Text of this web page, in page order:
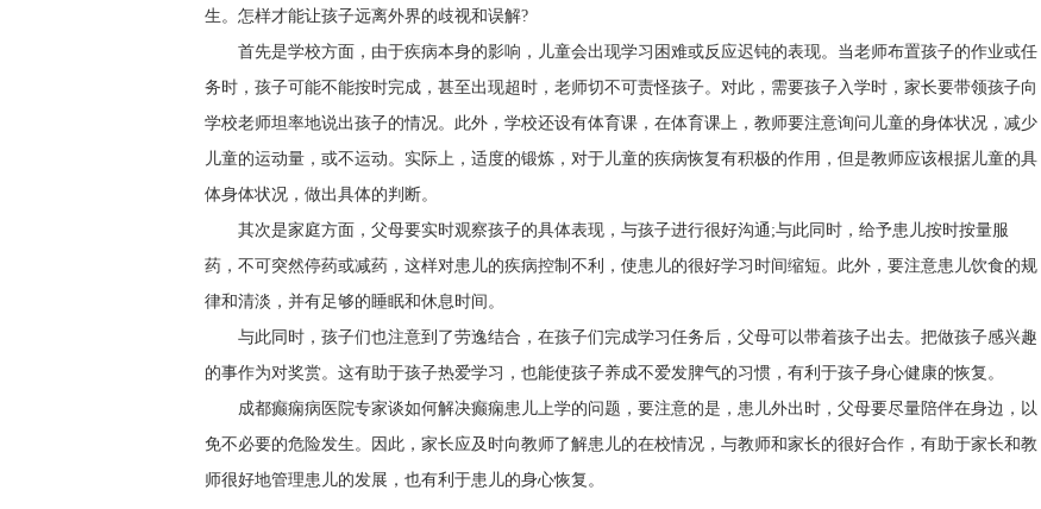
生。怎样才能让孩子远离外界的歧视和误解?
首先是学校方面，由于疾病本身的影响，儿童会出现学习困难或反应迟钝的表现。当老师布置孩子的作业或任
务时，孩子可能不能按时完成，甚至出现超时，老师切不可责怪孩子。对此，需要孩子入学时，家长要带领孩子向
学校老师坦率地说出孩子的情况。此外，学校还设有体育课，在体育课上，教师要注意询问儿童的身体状况，减少
儿童的运动量，或不运动。实际上，适度的锻炼，对于儿童的疾病恢复有积极的作用，但是教师应该根据儿童的具
体身体状况，做出具体的判断。
其次是家庭方面，父母要实时观察孩子的具体表现，与孩子进行很好沟通;与此同时，给予患儿按时按量服
药，不可突然停药或减药，这样对患儿的疾病控制不利，使患儿的很好学习时间缩短。此外，要注意患儿饮食的规
律和清淡，并有足够的睡眠和休息时间。
与此同时，孩子们也注意到了劳逸结合，在孩子们完成学习任务后，父母可以带着孩子出去。把做孩子感兴趣
的事作为对奖赏。这有助于孩子热爱学习，也能使孩子养成不爱发脾气的习惯，有利于孩子身心健康的恢复。
成都癫痫病医院专家谈如何解决癫痫患儿上学的问题，要注意的是，患儿外出时，父母要尽量陪伴在身边，以
免不必要的危险发生。因此，家长应及时向教师了解患儿的在校情况，与教师和家长的很好合作，有助于家长和教
师很好地管理患儿的发展，也有利于患儿的身心恢复。